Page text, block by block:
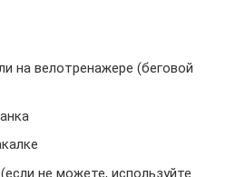
на велотренажере (беговой
не можете, используйте